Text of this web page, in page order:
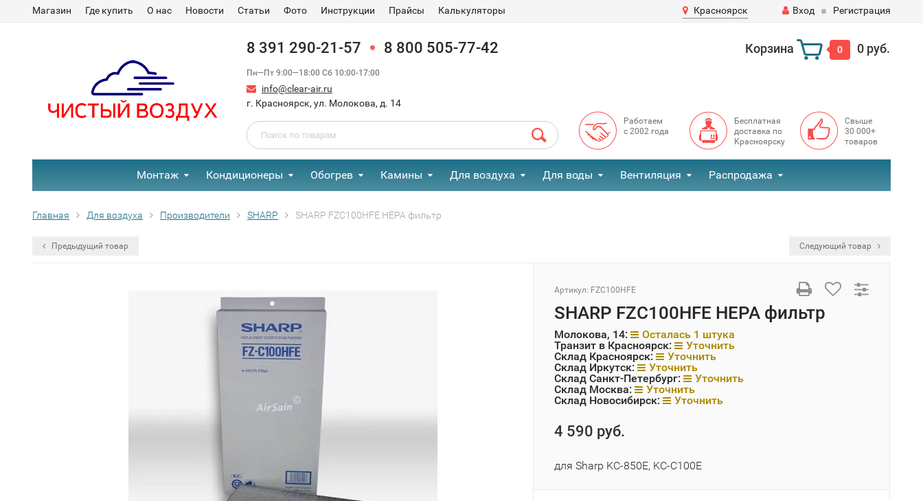
Магазин Где купить О нас Новости Статьи Фото Инструкции Прайсы Калькуляторы Красноярск Вход Регистрация
8 391 290-21-57 8 800 505-77-42
Пн—Пт 9:00—18:00 Сб 10:00-17:00
info@clear-air.ru
г. Красноярск, ул. Молокова, д. 14
Корзина 0 0 руб.
Работаем
с 2002 года
Бесплатная
доставка по
Красноярску
Свыше
30 000+
товаров
Монтаж Кондиционеры Обогрев Камины Для воздуха Для воды Вентиляция Распродажа
Главная Для воздуха Производители SHARP SHARP FZC100HFE HEPA фильтр
Предыдущий товар Следующий товар
Артикул: FZC100HFE
SHARP FZC100HFE HEPA фильтр
Молокова, 14:
Осталась 1 штука
Транзит в Красноярск:
Уточнить
Склад Красноярск:
Уточнить
Склад Иркутск:
Уточнить
Склад Санкт-Петербург:
Уточнить
Склад Москва:
Уточнить
Склад Новосибирск:
Уточнить
4 590 руб.
для Sharp KC-850E, KC-C100E